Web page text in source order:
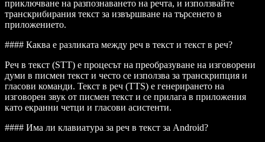
приключване на разпознаването на речта, и използвайте
транскрибирания текст за извършване на търсенето в
приложението.
#### Каква е разликата между реч в текст и текст в реч?
Реч в текст (STT) е процесът на преобразуване на изговорени
думи в писмен текст и често се използва за транскрипция и
гласови команди. Текст в реч (TTS) е генерирането на
изговорен звук от писмен текст и се прилага в приложения
като екранни четци и гласови асистенти.
#### Има ли клавиатура за реч в текст за Android?